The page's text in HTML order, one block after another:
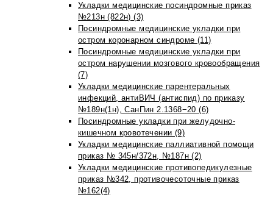
Укладки медицинские посиндромные приказ
№213н (822н) (3)
Посиндромные медицинские укладки при
остром коронарном синдроме (11)
Посиндромные медицинские укладки при
остром нарушении мозгового кровообращения
(7)
Укладки медицинские парентеральных
инфекций, антиВИЧ (антиспид) по приказу
№189н(1н), СанПин 2.1368−20 (6)
Посиндромные укладки при желудочно-
кишечном кровотечении (9)
Укладки медицинские паллиативной помощи
приказ № 345н/372н, №187н (2)
Укладки медицинские противопедикулезные
приказ №342, противочесоточные приказ
№162(4)